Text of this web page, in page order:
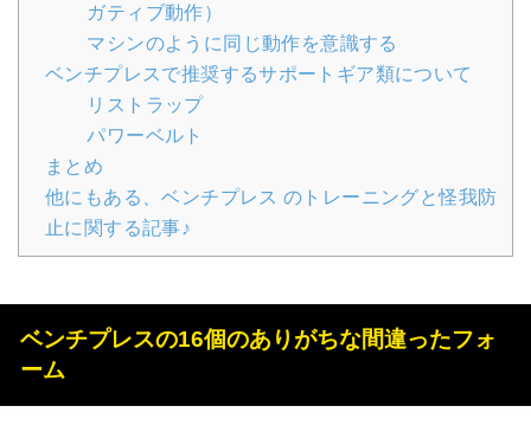
ガティブ動作）
マシンのように同じ動作を意識する
ベンチプレスで推奨するサポートギア類について
リストラップ
パワーベルト
まとめ
他にもある、ベンチプレス のトレーニングと怪我防
止に関する記事♪
ベンチプレスの16個のありがちな間違ったフォ
ーム